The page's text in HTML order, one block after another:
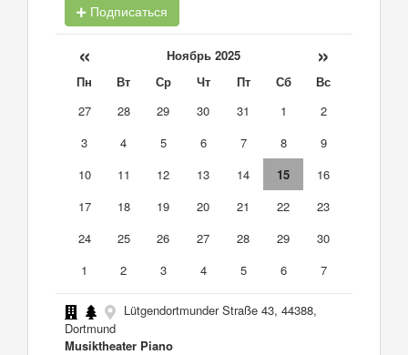
Подписаться
« Ноябрь 2025 »
Пн Вт Ср Чт Пт Сб
Вс
27
28 29 30 31 1
2
3
4 5 6 7 8
9
10
11 12 13 14 15
16
17
18 19 20 21 22
23
24
25 26 27 28 29
30
1
2 3 4 5 6 7
Lütgendortmunder Straße 43, 44388,
Dortmund
Musiktheater Piano